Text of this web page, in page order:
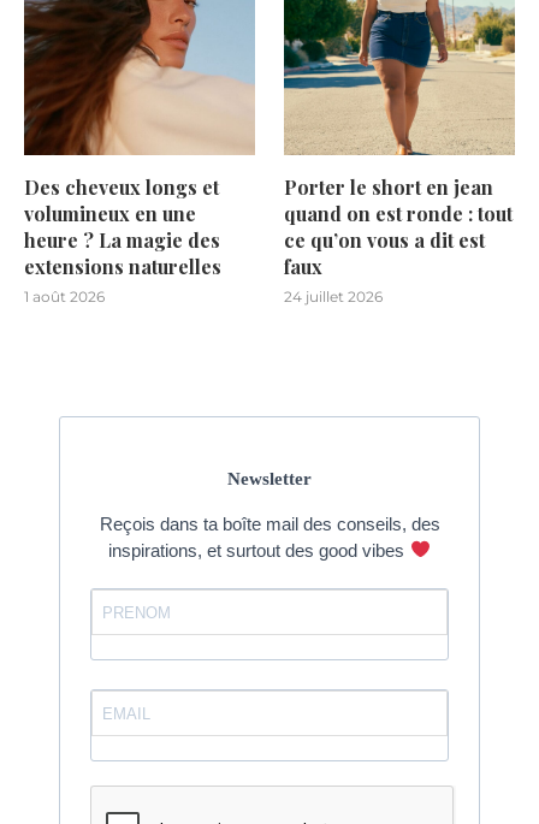
Des cheveux longs et
volumineux en une
heure ? La magie des
extensions naturelles
1 août 2026
Porter le short en jean
quand on est ronde : tout
ce qu’on vous a dit est
faux
24 juillet 2026
Newsletter
Reçois dans ta boîte mail des conseils, des
inspirations, et surtout des good vibes